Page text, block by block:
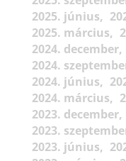
2025. június
2025. március
2024. december
2024.
2024. június
2024. március
2023. december
2023.
2023. június